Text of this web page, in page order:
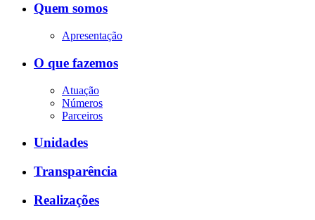
Quem somos
Apresentação
O que fazemos
Atuação
Números
Parceiros
Unidades
Transparência
Realizações